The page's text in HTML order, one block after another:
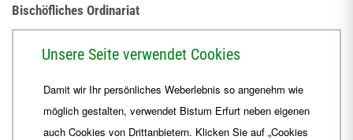
Bischöfliches Ordinariat
+49 361 6572-444
ordinariat Bistum-Erfurt.de
Unsere Seite verwendet Cookies
Damit wir Ihr persönliches Weberlebnis so angenehm wie
möglich gestalten, verwendet Bistum Erfurt neben eigenen
auch Cookies von Drittanbietern. Klicken Sie auf „Cookies